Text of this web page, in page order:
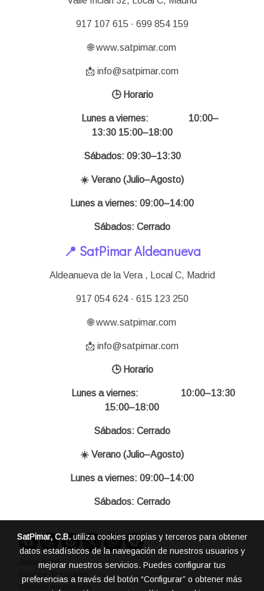
917 107 615 · 699 854 159
🌐 www.satpimar.com
📩 info@satpimar.com
🕒 Horario
Lunes a viernes:
10:00–
13:30 15:00–18:00
Sábados: 09:30–13:30
☀️ Verano (Julio–Agosto)
Lunes a viernes: 09:00–14:00
Sábados: Cerrado
📍 SatPimar Aldeanueva
Aldeanueva de la Vera , Local C, Madrid
917 054 624 · 615 123 250
🌐 www.satpimar.com
📩 info@satpimar.com
🕒 Horario
Lunes a viernes: 10:00–13:30
15:00–18:00
Sábados: Cerrado
☀️ Verano (Julio–Agosto)
Lunes a viernes: 09:00–14:00
Sábados: Cerrado
Aviso legal
Política de cookies
Gestión de cookies
SatPimar, C.B.utiliza cookies propias y terceros para obtener
datos estadísticos de la navegación de nuestros usuarios y
mejorar nuestros servicios. Puedes configurar tus
preferencias a través del botón “Configurar” o obtener más